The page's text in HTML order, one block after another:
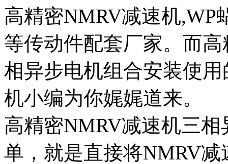
高精密NMRV减速机,WP
等传动件配套厂家。而
相异步电机组合安装使
机小编为你娓娓道来。
高精密NMRV减速机三
单，就是直接将NMRV